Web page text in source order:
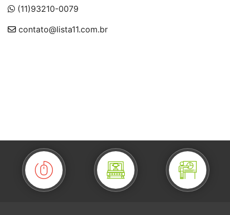
(11)93210-0079
contato@lista11.com.br